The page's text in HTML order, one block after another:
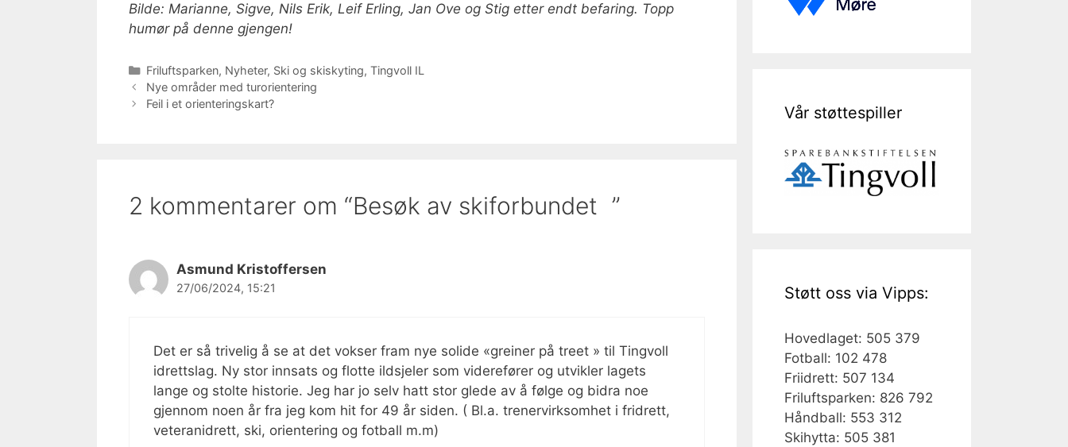
Bilde: Marianne, Sigve, Nils Erik, Leif Erling, Jan Ove og Stig etter endt befaring. Topp
humør på denne gjengen!
Kategorier
Friluftsparken, Nyheter, Ski og skiskyting, Tingvoll IL
Nye områder med turorientering
Feil i et orienteringskart?
2 kommentarer om “Besøk av skiforbundet ”
Asmund Kristoffersen
27/06/2024, 15:21
Det er så trivelig å se at det vokser fram nye solide «greiner på treet » til Tingvoll
idrettslag. Ny stor innsats og flotte ildsjeler som viderefører og utvikler lagets
lange og stolte historie. Jeg har jo selv hatt stor glede av å følge og bidra noe
gjennom noen år fra jeg kom hit for 49 år siden. ( Bl.a. trenervirksomhet i fridrett,
veteranidrett, ski, orientering og fotball m.m)
Vår støttespiller
Støtt oss via Vipps:
Hovedlaget: 505 379
Fotball: 102 478
Friidrett: 507 134
Friluftsparken: 826 792
Håndball: 553 312
Skihytta: 505 381